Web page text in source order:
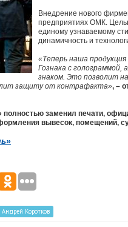
Внедрение нового
предприятиях ОМК.
единому узнаваемому
динамичность и
«Теперь наша
Гознака с голограммой,
знаком. Это позволит
защиту от контрафакта», –
полностью заменил печати,
вывесок, помещений,
Андрей Коротков